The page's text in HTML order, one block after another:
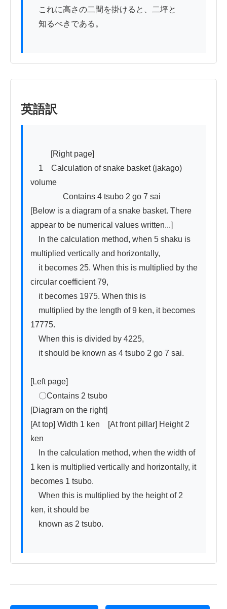
これに高さの二間を掛けると、二坪と
知るべきである。
英語訳
1　Calculation of snake basket (jakago)
volume
Contains 4 tsubo 2 go 7 sai
[Below is a diagram of a snake basket. There
appear to be numerical values written...]
In the calculation method, when 5 shaku is
multiplied vertically and horizontally,
it becomes 25. When this is multiplied by the
circular coefficient 79,
it becomes 1975. When this is
multiplied by the length of 9 ken, it becomes
17775.
When this is divided by 4225,
it should be known as 4 tsubo 2 go 7 sai.
[Left page]
〇Contains 2 tsubo
[Diagram on the right]
[At top] Width 1 ken　[At front pillar] Height 2
ken
In the calculation method, when the width of
1 ken is multiplied vertically and horizontally, it
becomes 1 tsubo.
When this is multiplied by the height of 2
ken, it should be
known as 2 tsubo.